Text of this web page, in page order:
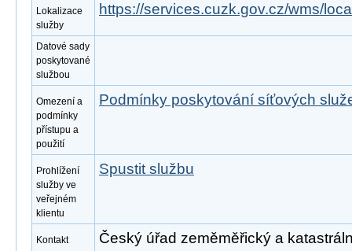
Lokalizace
služby
https://services.cuzk.gov.cz/wms/
Datové sady
poskytované
službou
Omezení a
podmínky
přístupu a
použití
Podmínky poskytování síťových
Prohlížení
služby ve
veřejném
klientu
Spustit službu
Kontakt
Český úřad zeměměřický a